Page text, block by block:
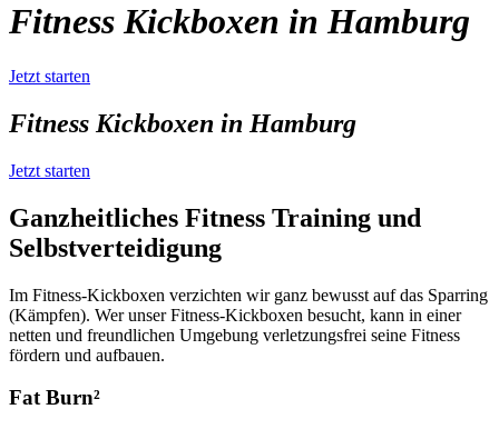
Fitness Kickboxen in Hamburg
Jetzt starten
Fitness Kickboxen in Hamburg
Jetzt starten
Ganzheitliches Fitness Training und
Selbstverteidigung
Im Fitness-Kickboxen verzichten wir ganz bewusst auf das Sparring
(Kämpfen). Wer unser Fitness-Kickboxen besucht, kann in einer
netten und freundlichen Umgebung verletzungsfrei seine Fitness
fördern und aufbauen.
Fat Burn²